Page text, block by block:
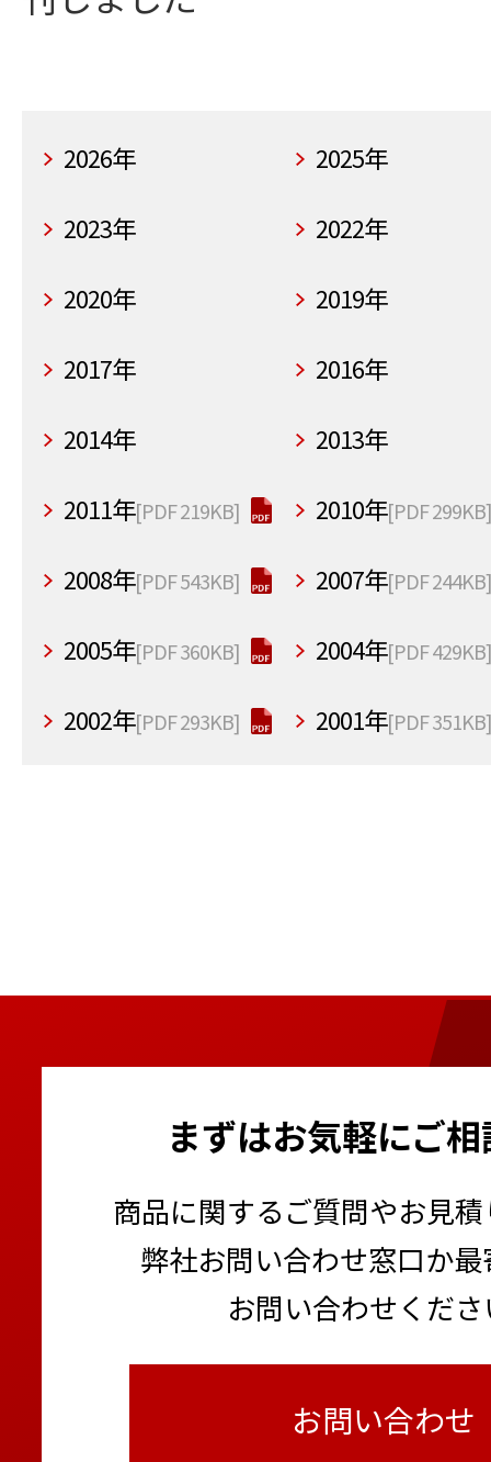
2026年
2025年
2023年
2022年
2020年
2019年
2017年
2016年
2014年
2013年
2011年[PDF 219KB] 2010年[PDF 299KB]
2008年[PDF 543KB] 2007年[PDF 244KB]
2005年[PDF 360KB] 2004年[PDF 429KB]
2002年[PDF 293KB] 2001年[PDF 351KB]
まずはお気軽にご
商品に関するご質問やお見
弊社お問い合わせ窓口か
お問い合わせくだ
お問い合わせ